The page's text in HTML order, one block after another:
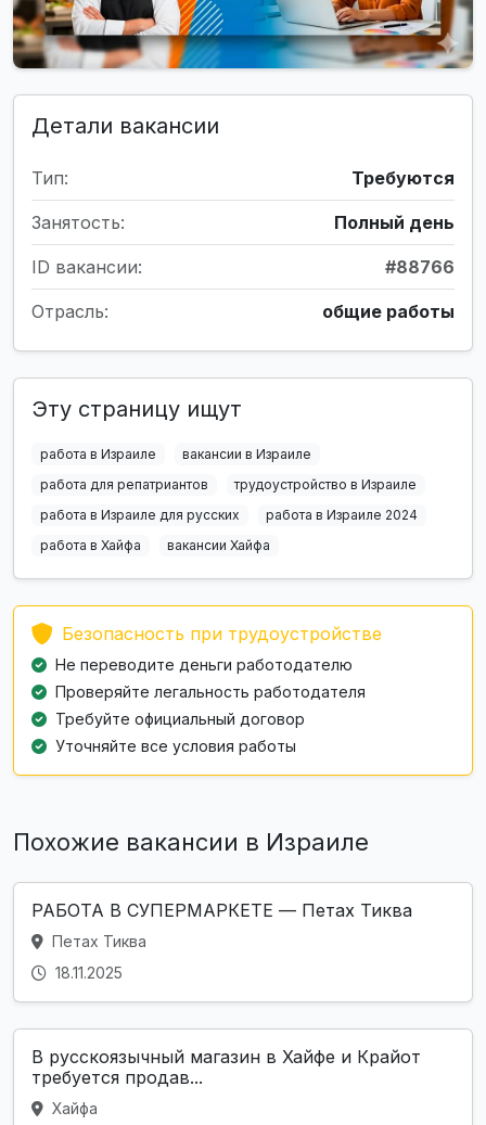
Детали вакансии
Тип: Требуются
Занятость: Полный день
ID вакансии: #88766
Отрасль: общие работы
Эту страницу ищут
работа в Израиле
вакансии в Израиле
работа для репатриантов
трудоустройство в Израиле
работа в Израиле для русских
работа в Израиле 2024
работа в Хайфа
вакансии Хайфа
Безопасность при трудоустройстве
Не переводите деньги работодателю
Проверяйте легальность работодателя
Требуйте официальный договор
Уточняйте все условия работы
Похожие вакансии в Израиле
РАБОТА В СУПЕРМАРКЕТЕ — Петах Тиква
Петах Тиква
18.11.2025
В русскоязычный магазин в Хайфе и Крайот
требуется продав...
Хайфа